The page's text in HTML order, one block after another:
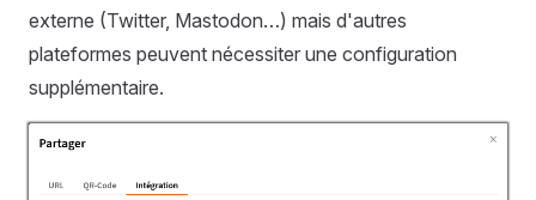
externe (Twitter, Mastodon…) mais d'autres
plateformes peuvent nécessiter une configuration
supplémentaire.